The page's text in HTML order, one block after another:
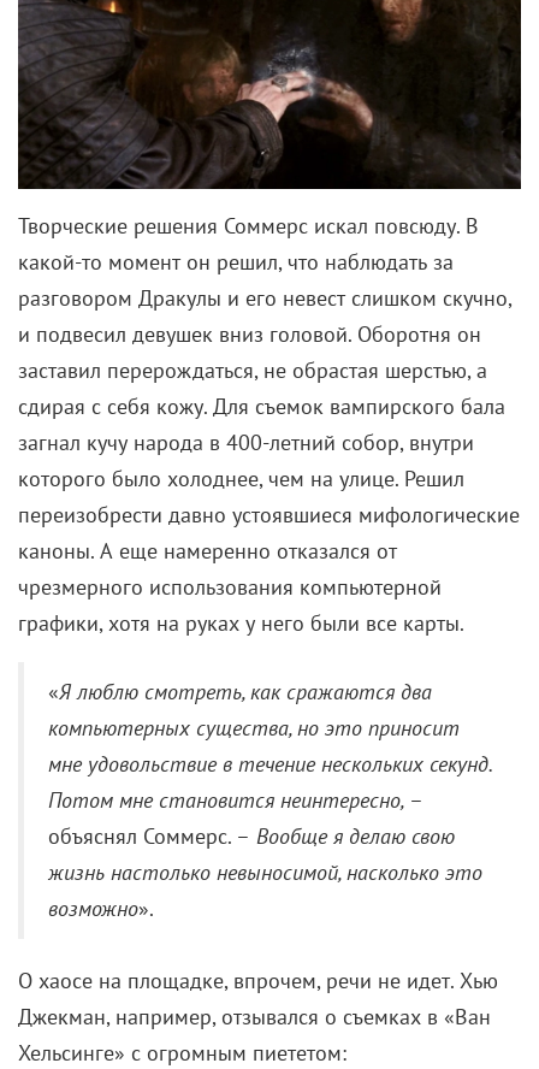
Творческие решения Соммерс искал повсюду. В
какой-то момент он решил, что наблюдать за
разговором Дракулы и его невест слишком скучно,
и подвесил девушек вниз головой. Оборотня он
заставил перерождаться, не обрастая шерстью, а
сдирая с себя кожу. Для съемок вампирского бала
загнал кучу народа в 400-летний собор, внутри
которого было холоднее, чем на улице. Решил
переизобрести давно устоявшиеся мифологические
каноны. А еще намеренно отказался от
чрезмерного использования компьютерной
графики, хотя на руках у него были все карты.
«Я люблю смотреть, как сражаются два
компьютерных существа, но это приносит
мне удовольствие в течение нескольких секунд.
Потом мне становится неинтересно, –
объяснял Соммерс. – Вообще я делаю свою
жизнь настолько невыносимой, насколько это
возможно».
О хаосе на площадке, впрочем, речи не идет. Хью
Джекман, например, отзывался о съемках в «Ван
Хельсинге» с огромным пиететом: